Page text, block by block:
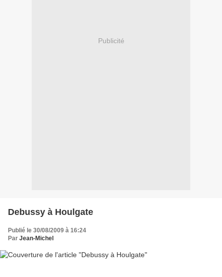
Publicité
Debussy à Houlgate
Publié le 30/08/2009 à 16:24
Par Jean-Michel